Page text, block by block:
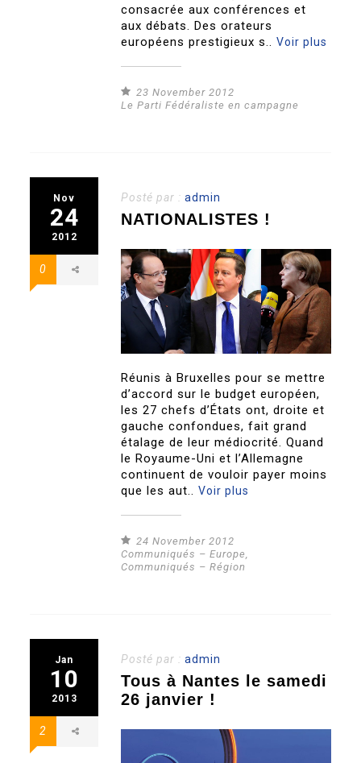
consacrée aux conférences et
aux débats. Des orateurs
européens prestigieux s..Voir plus
23 November 2012
Le Parti Fédéraliste en campagne
Nov
24
2012
0
Posté par :admin
NATIONALISTES !
Réunis à Bruxelles pour se mettre
d’accord sur le budget européen,
les 27 chefs d’États ont, droite et
gauche confondues, fait grand
étalage de leur médiocrité. Quand
le Royaume-Uni et l’Allemagne
continuent de vouloir payer moins
que les aut..Voir plus
24 November 2012
Communiqués – Europe
Communiqués – Région
Jan
10
2013
2
Posté par :admin
Tous à Nantes le samedi
26 janvier !